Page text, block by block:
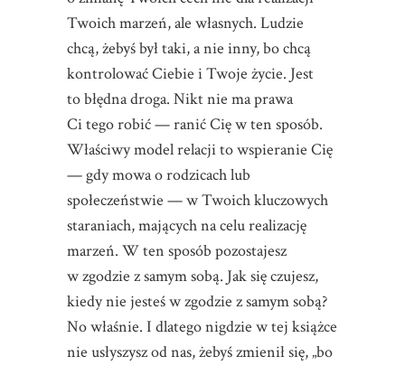
Twoich marzeń, ale własnych. Ludzie
chcą, żebyś był taki, a nie inny, bo chcą
kontrolować Ciebie i Twoje życie. Jest
to błędna droga. Nikt nie ma prawa
Ci tego robić — ranić Cię w ten sposób.
Właściwy model relacji to wspieranie Cię
— gdy mowa o rodzicach lub
społeczeństwie — w Twoich kluczowych
staraniach, mających na celu realizację
marzeń. W ten sposób pozostajesz
w zgodzie z samym sobą. Jak się czujesz,
kiedy nie jesteś w zgodzie z samym sobą?
No właśnie. I dlatego nigdzie w tej książce
nie usłyszysz od nas, żebyś zmienił się, „bo